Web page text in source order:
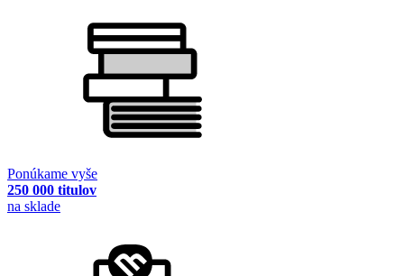
Ponúkame vyše
250 000 titulov
na sklade